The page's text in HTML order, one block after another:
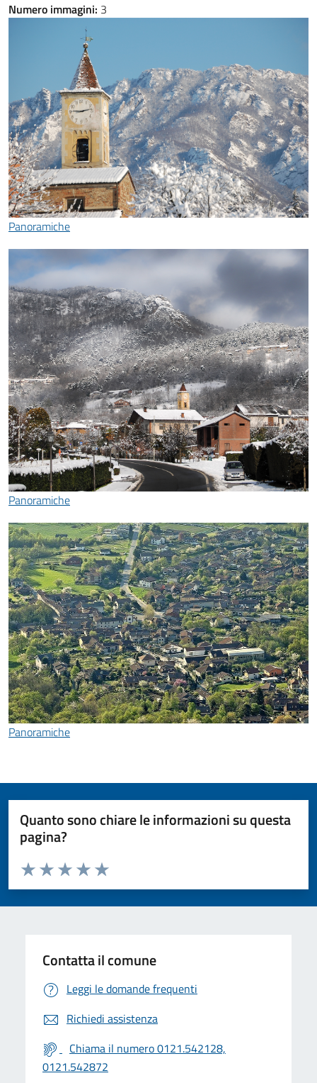
Numero immagini: 3
Panoramiche
Panoramiche
Panoramiche
Quanto sono chiare le informazioni su questa
pagina?
Valuta da 1 a 5 stelle la pagina
Valuta 5 stelle su 5
Valuta 4 stelle su 5
Valuta 3 stelle su 5
Valuta 2 stelle su 5
Valuta 1 stelle su 5
Contatta il comune
Leggi le domande frequenti
Richiedi assistenza
Chiama il numero 0121.542128,
0121.542872